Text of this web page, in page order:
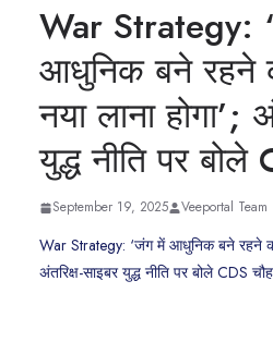
War Strategy:
आधुनिक बने रहने
नया लाना होगा’;
युद्ध नीति पर बोले
September 19, 2025 Veeportal Team
War Strategy: ‘जंग में आधुनिक बने रहने
अंतरिक्ष-साइबर युद्ध नीति पर बोले CDS